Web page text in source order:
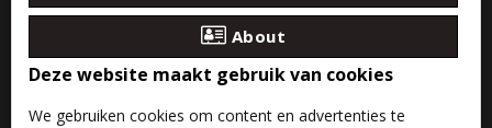
About
Deze website maakt gebruik van cookies
We gebruiken cookies om content en advertenties te